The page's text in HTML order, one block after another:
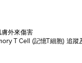
膚外來傷害
T Cell (記憶T細胞) 追蹤